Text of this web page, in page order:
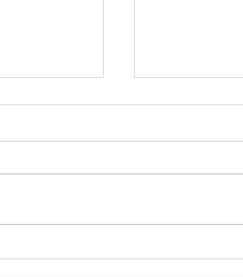
PLANE